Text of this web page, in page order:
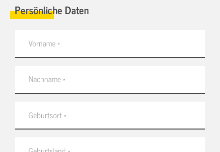
Persönliche Daten